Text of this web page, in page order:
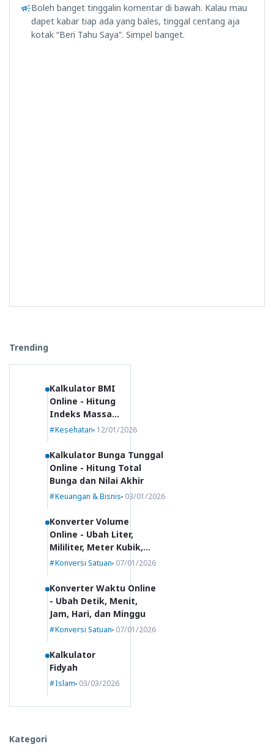
Boleh banget tinggalin komentar di bawah. Kalau mau
dapet kabar tiap ada yang bales, tinggal centang aja
kotak “Beri Tahu Saya”. Simpel banget.
Trending
Kalkulator BMI
Online - Hitung
Indeks Massa
Tubuh dan Kategori
Kesehatan 12/01/2026
Kalkulator Bunga Tunggal
Online - Hitung Total
Bunga dan Nilai Akhir
Keuangan & Bisnis 03/01/2026
Konverter Volume
Online - Ubah Liter,
Mililiter, Meter Kubik,
dan Lainnya
Konversi Satuan 07/01/2026
Konverter Waktu Online
- Ubah Detik, Menit,
Jam, Hari, dan Minggu
Konversi Satuan 07/01/2026
Kalkulator
Fidyah
Islam 03/03/2026
Kategori